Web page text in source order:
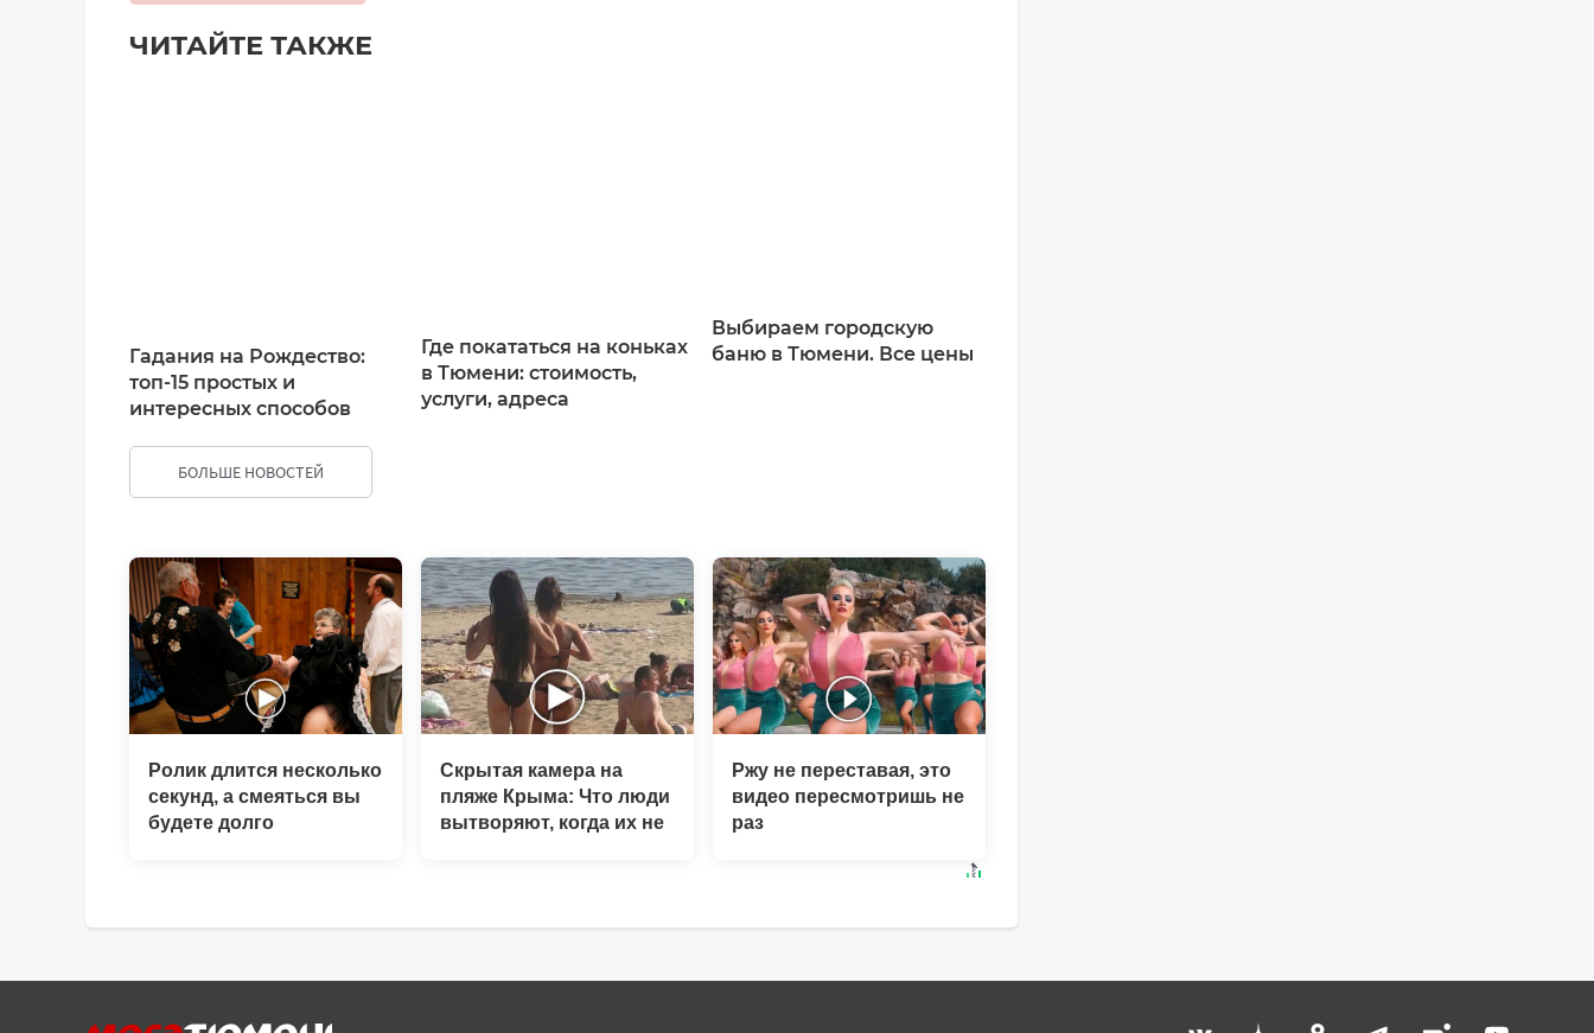
ДОБАВИТЬ КОММЕНТАРИЙ
ЧИТАЙТЕ ТАКЖЕ
Гадания на Рождество:
топ-15 простых и
интересных способов
Где покататься на коньках
в Тюмени: стоимость,
услуги, адреса
Выбираем городскую
баню в Тюмени. Все цены
БОЛЬШЕ НОВОСТЕЙ
Ролик длится несколько
секунд, а смеяться вы
будете долго
Скрытая камера на
пляже Крыма: Что люди
вытворяют, когда их не
Ржу не переставая, это
видео пересмотришь не
раз